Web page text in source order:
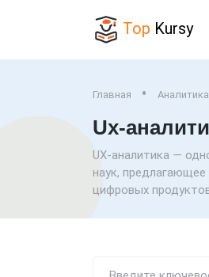
Top Kursy
Главная
Ux-
UX-аналитика —
наук,
цифровых